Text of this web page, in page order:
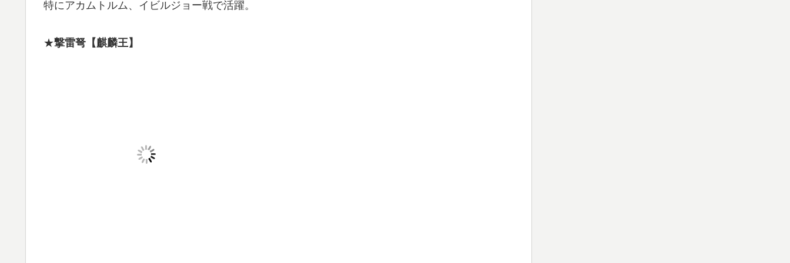
特にアカムトルム、イビルジョー戦で活躍。
★撃雷弩【麒麟王】
をつけると反動が極小になり麻痺弾Lv2を無反動で撃てる点が好き。麻痺を2回取りやすい。